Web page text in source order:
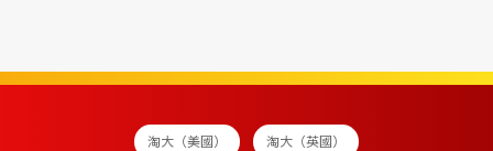
淘大（美國） 淘大（英國）